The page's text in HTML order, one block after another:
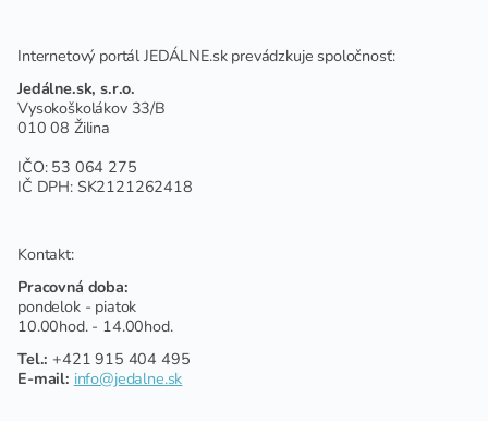
Internetový portál JEDÁLNE.sk prevádzkuje spoločnosť:
Jedálne.sk, s.r.o.
Vysokoškolákov 33/B
010 08 Žilina
IČO: 53 064 275
IČ DPH: SK2121262418
Kontakt:
Pracovná doba:
pondelok - piatok
10.00hod. - 14.00hod.
Tel.: +421 915 404 495
E-mail: info@jedalne.sk